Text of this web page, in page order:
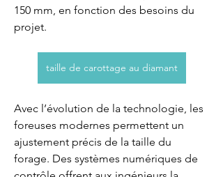
150 mm, en fonction des besoins du
projet.
taille de carottage au diamant
Avec l’évolution de la technologie, les
foreuses modernes permettent un
ajustement précis de la taille du
forage. Des systèmes numériques de